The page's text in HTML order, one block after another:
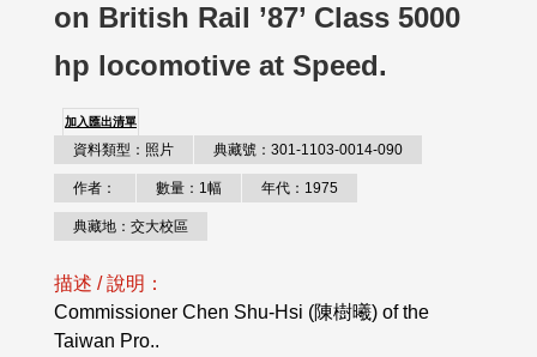
on British Rail ’87’ Class 5000
hp locomotive at Speed.
加入匯出清單
資料類型：照片 典藏號：301-1103-0014-090
作者： 數量：1幅 年代：1975
典藏地：交大校區
描述 / 說明：
Commissioner Chen Shu-Hsi (陳樹曦) of the
Taiwan Pro..